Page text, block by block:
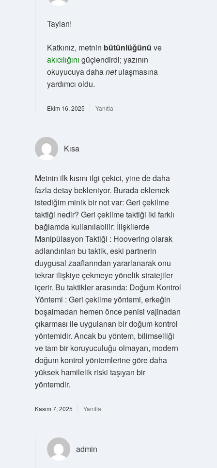
Taylan!
Katkınız, metnin bütünlüğünü ve
akıcılığını güçlendirdi; yazının
okuyucuya dahanetulaşmasına
yardımcı oldu.
Ekim 16, 2025 Yanıtla
Kısa
Metnin ilk kısmı ilgi çekici, yine de daha
fazla detay bekleniyor. Burada eklemek
istediğim minik bir not var: Geri çekilme
taktiği nedir? Geri çekilme taktiği iki farklı
bağlamda kullanılabilir: İlişkilerde
Manipülasyon Taktiği : Hoovering olarak
adlandırılan bu taktik, eski partnerin
duygusal zaaflarından yararlanarak onu
tekrar ilişkiye çekmeye yönelik stratejiler
içerir. Bu taktikler arasında: Doğum Kontrol
Yöntemi : Geri çekilme yöntemi, erkeğin
boşalmadan hemen önce penisi vajinadan
çıkarması ile uygulanan bir doğum kontrol
yöntemidir. Ancak bu yöntem, bilimselliği
ve tam bir koruyuculuğu olmayan, modern
doğum kontrol yöntemlerine göre daha
yüksek hamilelik riski taşıyan bir
yöntemdir.
Kasım 7, 2025 Yanıtla
admin